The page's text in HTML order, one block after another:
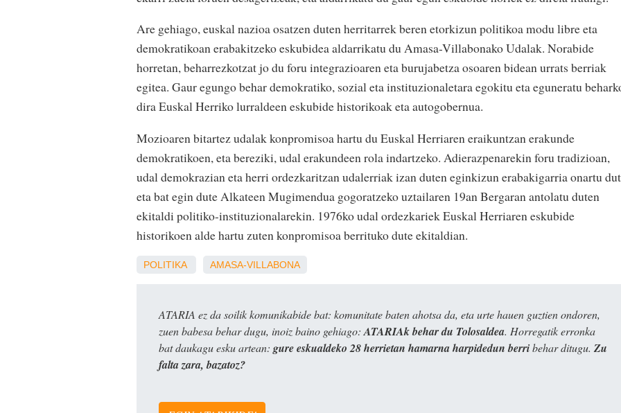
Are gehiago, euskal nazioa osatzen duten herritarrek beren etorkizun politikoa modu libre eta
demokratikoan erabakitzeko eskubidea aldarrikatu du Amasa-Villabonako Udalak. Norabide
horretan, beharrezkotzat jo du foru integrazioaren eta burujabetza osoaren bidean urrats berriak
egitea. Gaur egungo behar demokratiko, sozial eta instituzionaletara egokitu eta eguneratu
dira Euskal Herriko lurraldeen eskubide historikoak eta autogobernua.
Mozioaren bitartez udalak konpromisoa hartu du Euskal Herriaren eraikuntzan erakunde
demokratikoen, eta bereziki, udal erakundeen rola indartzeko. Adierazpenarekin foru tradizioan,
udal demokrazian eta herri ordezkaritzan udalerriak izan duten eginkizun erabakigarria onartu
eta bat egin dute Alkateen Mugimendua gogoratzeko uztailaren 19an Bergaran antolatu duten
ekitaldi politiko-instituzionalarekin. 1976ko udal ordezkariek Euskal Herriaren eskubide
historikoen alde hartu zuten konpromisoa berrituko dute ekitaldian.
POLITIKA AMASA-VILLABONA
ATARIA ez da soilik komunikabide bat: komunitate baten ahotsa da, eta urte hauen guztien ondoren,
zuen babesa behar dugu, inoiz baino gehiago:ATARIAk behar du Tolosaldea. Horregatik erronka
bat daukagu esku artean: gure eskualdeko 28 herrietan hamarna harpidedun berribehar ditugu. Zu
falta zara, bazatoz?